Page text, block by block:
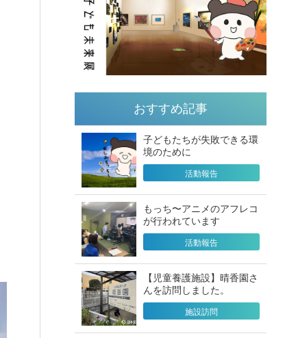
おすすめ記事
子どもたちが失敗できる環
境のために
活動報告
もっち〜アニメのアフレコ
が行われています
活動報告
【児童養護施設】晴香園さ
んを訪問しました。
施設訪問